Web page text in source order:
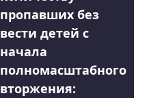
пропавших без
вести детей с
начала
полномасштабного
вторжения: